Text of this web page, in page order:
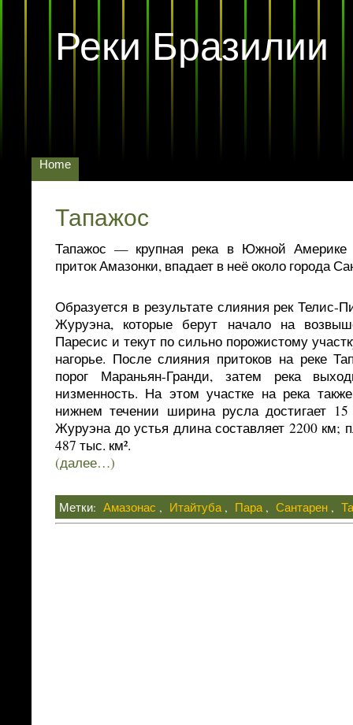
Реки Бразилии
Home
Тапажос
Тапажос — крупная река в Южной Америке
приток Амазонки, впадает в неё около города
Образуется в результате слияния рек
Журуэна, которые берут начало на
Паресис и текут по сильно порожистому
нагорье. После слияния притоков на реке
порог Мараньян-Гранди, затем река
низменность. На этом участке на река
нижнем течении ширина русла достигает
Журуэна до устья длина составляет 2200
487 тыс. км².
(далее…)
Метки: Амазонас , Итайтуба , Пара , Сантарен ,